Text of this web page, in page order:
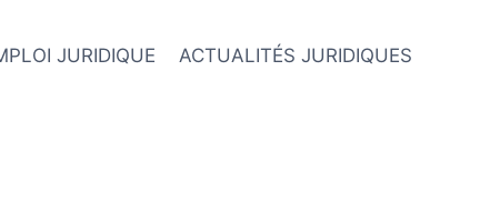
JURIDIQUE ACTUALITÉS JURIDIQUES